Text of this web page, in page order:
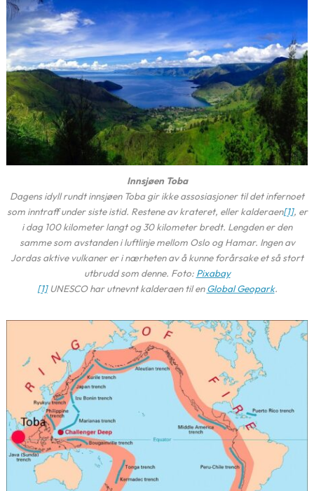
Innsjøen Toba
Dagens idyll rundt innsjøen Toba gir ikke assosiasjoner til det infernoet
som inntraff under siste istid. Restene av krateret, eller kalderaen[1], er
i dag 100 kilometer langt og 30 kilometer bredt. Lengden er den
samme som avstanden i luftlinje mellom Oslo og Hamar. Ingen av
Jordas aktive vulkaner er i nærheten av å kunne forårsake et så stort
utbrudd som denne. Foto: Pixabay
[1]UNESCO har utnevnt kalderaen til enGlobal Geopark.